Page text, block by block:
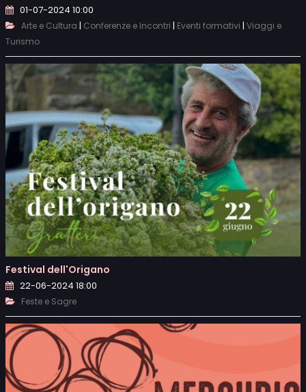
01-07-2024 10:00
Arte e Cultura | Conferenze e Incontri | Eventi formativi | Viaggi e
Turismo
Festival dell'Origano
22-06-2024 18:00
Feste e Sagre